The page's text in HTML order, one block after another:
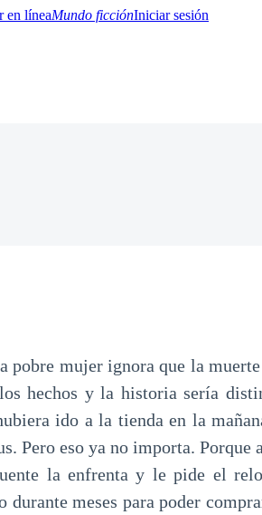
Mundo ficciónIniciar sesión
mujer ignora que la muerte
hechos y la historia sería
ido a la tienda en la
Pero eso ya no importa.
la enfrenta y le pide el
durante meses para poder